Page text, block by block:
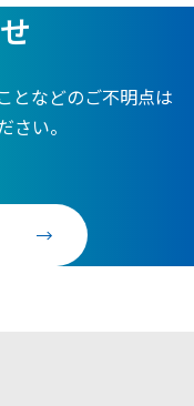
となどのご不明点は
い。